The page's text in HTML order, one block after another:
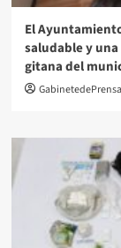
El
saludable y
gitana del
GabinetedePrensa